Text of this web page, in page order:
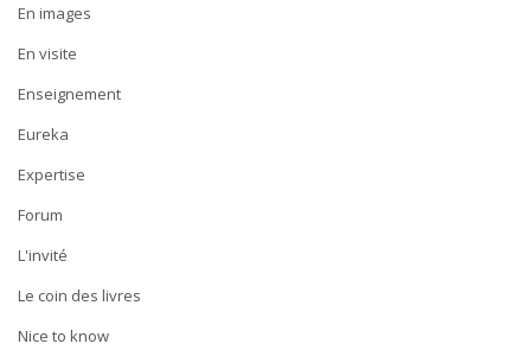
En images
En visite
Enseignement
Eureka
Expertise
Forum
L'invité
Le coin des livres
Nice to know